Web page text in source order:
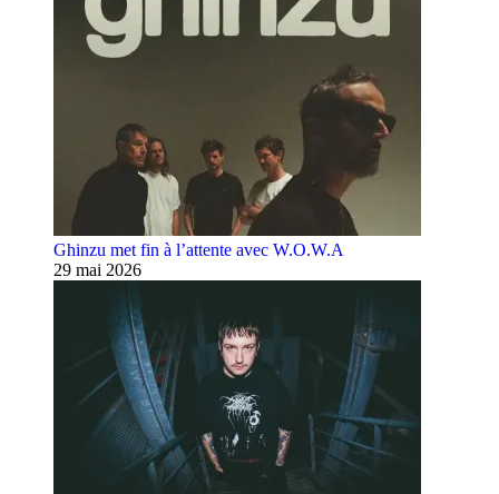
Ghinzu met fin à l’attente avec W.O.W.A
29 mai 2026